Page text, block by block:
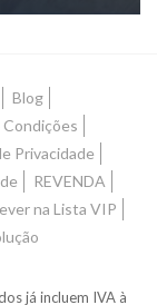
Blog
Condições
Privacidade
REVENDA
na Lista VIP
já incluem IVA à